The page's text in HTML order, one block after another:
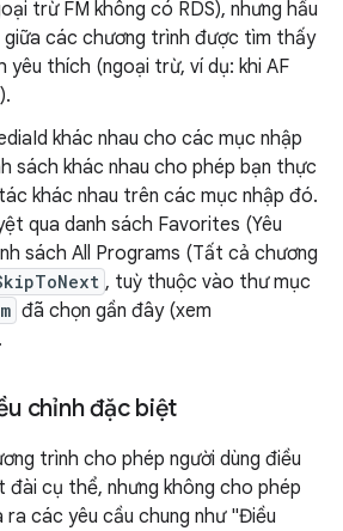
trừ FM không có RDS), nhưng hầu
giữa các chương trình được tìm thấy
yêu thích (ngoại trừ, ví dụ: khi AF
khác nhau cho các mục nhập
sách khác nhau cho phép bạn thực
khác nhau trên các mục nhập đó.
qua danh sách Favorites (Yêu
sách All Programs (Tất cả chương
, tuỳ thuộc vào thư mục
đã chọn gần đây (xem
chỉnh đặc biệt
trình cho phép người dùng điều
đài cụ thể, nhưng không cho phép
ra các yêu cầu chung như "Điều